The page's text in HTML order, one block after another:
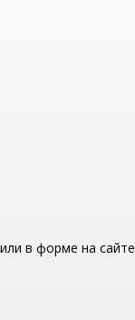
в форме на сайте